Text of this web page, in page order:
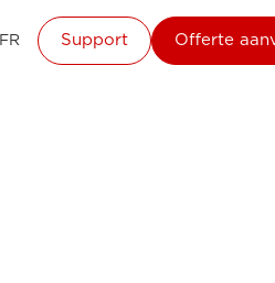
FR Support Offerte